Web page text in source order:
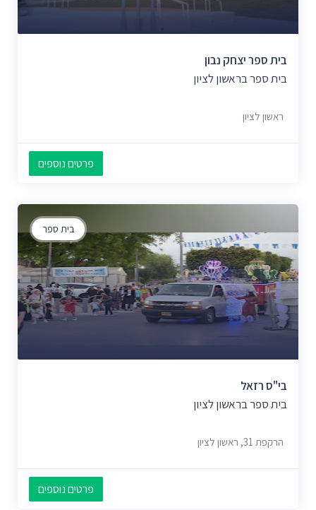
בית ספר יצחק נבון
בית ספר בראשון לציון
ראשון לציון
פרטים נוספים
בית ספר
בי"ס רזאל
בית ספר בראשון לציון
הרקפת 31, ראשון לציון
פרטים נוספים